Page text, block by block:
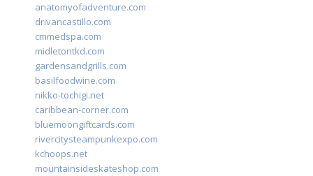
anatomyofadventure.com
drivancastillo.com
cmmedspa.com
midletontkd.com
gardensandgrills.com
basilfoodwine.com
nikko-tochigi.net
caribbean-corner.com
bluemoongiftcards.com
rivercitysteampunkexpo.com
kchoops.net
mountainsideskateshop.com